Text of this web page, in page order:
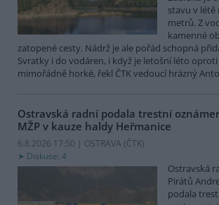
stavu v létě
metrů. Z
kamenné
zatopené cesty. Nádrž je ale pořád schopná
Svratky i do vodáren, i když je letošní léto
mimořádně horké, řekl ČTK vedoucí hrázný
Ostravská radní podala trestní
MŽP v kauze haldy Heřmanice
6.8.2026 17:50 | OSTRAVA (ČTK)
Diskuse: 4
Ostravská
Pirátů
podala